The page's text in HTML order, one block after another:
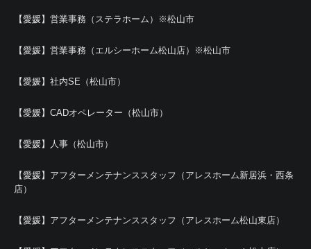
【愛媛】営業事務（ステラホーム）※松山市
【愛媛】営業事務（エルシーホーム松山店）※松山市
【愛媛】社内SE（松山市）
【愛媛】CADオペレーター（松山市）
【愛媛】人事（松山市）
【愛媛】アフターメンテナンススタッフ（アレスホーム新居浜・西条
店）
【愛媛】アフターメンテナンススタッフ（アレスホーム松山東店）